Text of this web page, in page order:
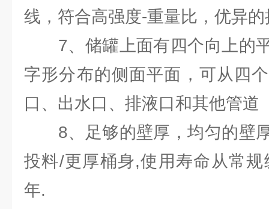
线，符合高强度-重量比，优异
7、储罐上面有四个向上的
字形分布的侧面平面，可从四
口、出水口、排液口和其他管道
8、足够的壁厚，均匀的壁
投料/更厚桶身,使用寿命从常
年.